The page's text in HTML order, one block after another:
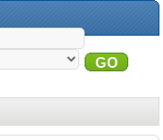
GO